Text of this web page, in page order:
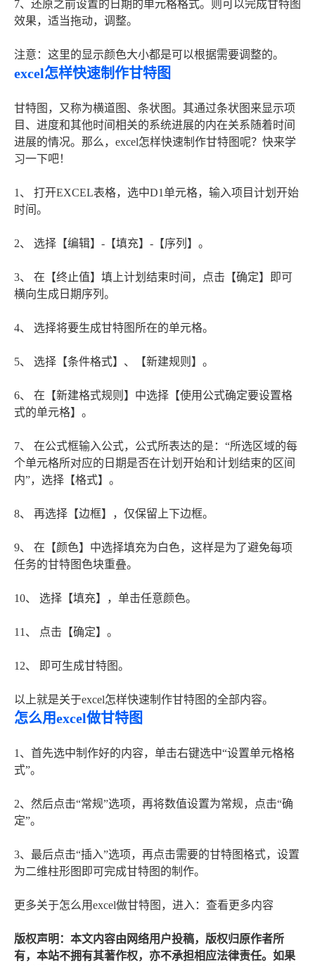
7、还原之前设置的日期的单元格格式。则可以完成甘特图
效果，适当拖动，调整。
注意：这里的显示颜色大小都是可以根据需要调整的。
excel怎样快速制作甘特图
甘特图，又称为横道图、条状图。其通过条状图来显示项
目、进度和其他时间相关的系统进展的内在关系随着时间
进展的情况。那么，excel怎样快速制作甘特图呢？快来学
习一下吧！
1、 打开EXCEL表格，选中D1单元格，输入项目计划开始
时间。
2、 选择【编辑】-【填充】-【序列】。
3、 在【终止值】填上计划结束时间，点击【确定】即可
横向生成日期序列。
4、 选择将要生成甘特图所在的单元格。
5、 选择【条件格式】、【新建规则】。
6、 在【新建格式规则】中选择【使用公式确定要设置格
式的单元格】。
7、 在公式框输入公式，公式所表达的是：“所选区域的每
个单元格所对应的日期是否在计划开始和计划结束的区间
内”，选择【格式】。
8、 再选择【边框】，仅保留上下边框。
9、 在【颜色】中选择填充为白色，这样是为了避免每项
任务的甘特图色块重叠。
10、 选择【填充】，单击任意颜色。
11、 点击【确定】。
12、 即可生成甘特图。
以上就是关于excel怎样快速制作甘特图的全部内容。
怎么用excel做甘特图
1、首先选中制作好的内容，单击右键选中“设置单元格格
式”。
2、然后点击“常规”选项，再将数值设置为常规，点击“确
定”。
3、最后点击“插入”选项，再点击需要的甘特图格式，设置
为二维柱形图即可完成甘特图的制作。
更多关于怎么用excel做甘特图，进入：查看更多内容
版权声明：本文内容由网络用户投稿，版权归原作者所
有，本站不拥有其著作权，亦不承担相应法律责任。如果